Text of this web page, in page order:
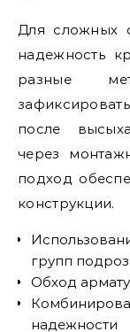
Для сложных
надежность
разные
после
через
подход
конструкции.
групп
Обход
надежности